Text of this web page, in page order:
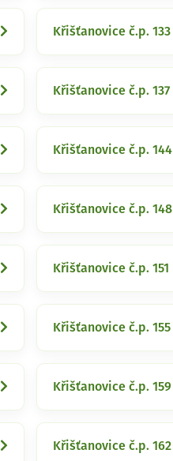
Křišťanovice č.p. 133
Křišťanovice č.p. 137
Křišťanovice č.p. 144
Křišťanovice č.p. 148
Křišťanovice č.p. 151
Křišťanovice č.p. 155
Křišťanovice č.p. 159
Křišťanovice č.p. 162